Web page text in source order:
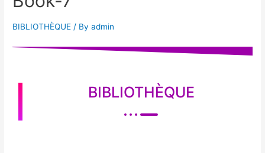
BIBLIOTHÈQUE / Byadmin
BIBLIOTHÈQUE